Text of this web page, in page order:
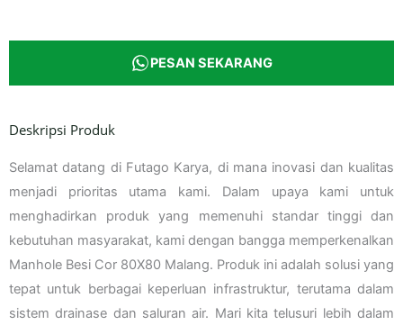
PESAN SEKARANG
Deskripsi Produk
Selamat datang di Futago Karya, di mana inovasi dan kualitas
menjadi prioritas utama kami. Dalam upaya kami untuk
menghadirkan produk yang memenuhi standar tinggi dan
kebutuhan masyarakat, kami dengan bangga memperkenalkan
Manhole Besi Cor 80X80 Malang. Produk ini adalah solusi yang
tepat untuk berbagai keperluan infrastruktur, terutama dalam
sistem drainase dan saluran air. Mari kita telusuri lebih dalam